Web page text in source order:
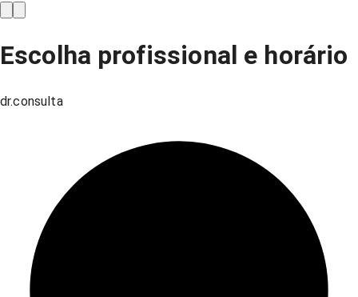
Escolha profissional e horário
dr.consulta